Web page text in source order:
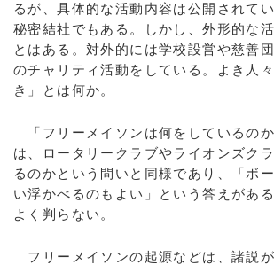
るが、具体的な活動内容は公開されて
秘密結社でもある。しかし、外形的な
とはある。対外的には学校設営や慈善
のチャリティ活動をしている。よき人
き」とは何か。
「フリーメイソンは何をしているの
は、ロータリークラブやライオンズク
るのかという問いと同様であり、「ボ
い浮かべるのもよい」という答えがあ
よく判らない。
フリーメイソンの起源などは、諸説